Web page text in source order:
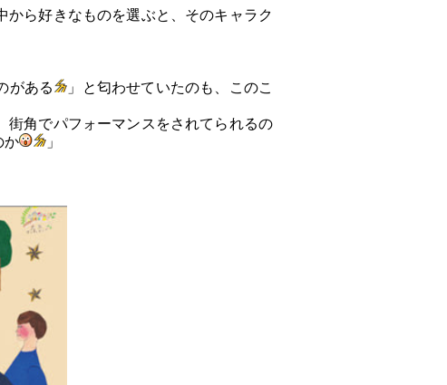
ら好きなものを選ぶと、そのキャラク
がある
」と匂わせていたのも、このこ
街角でパフォーマンスをされてられるの
か
」